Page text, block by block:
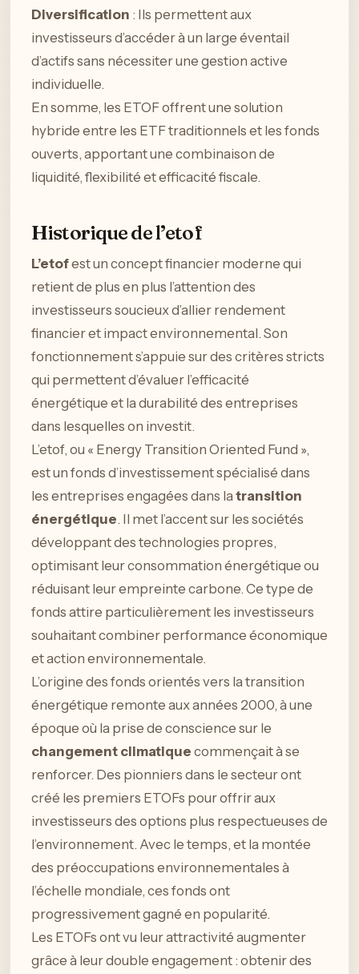
Diversification : Ils permettent aux
investisseurs d’accéder à un large éventail
d’actifs sans nécessiter une gestion active
individuelle.
En somme, les ETOF offrent une solution
hybride entre les ETF traditionnels et les fonds
ouverts, apportant une combinaison de
liquidité, flexibilité et efficacité fiscale.
Historique de l’etof
L’etofest un concept financier moderne qui
retient de plus en plus l’attention des
investisseurs soucieux d’allier rendement
financier et impact environnemental. Son
fonctionnement s’appuie sur des critères stricts
qui permettent d’évaluer l’efficacité
énergétique et la durabilité des entreprises
dans lesquelles on investit.
L’etof, ou « Energy Transition Oriented Fund »,
est un fonds d’investissement spécialisé dans
les entreprises engagées dans latransition
énergétique. Il met l’accent sur les sociétés
développant des technologies propres,
optimisant leur consommation énergétique ou
réduisant leur empreinte carbone. Ce type de
fonds attire particulièrement les investisseurs
souhaitant combiner performance économique
et action environnementale.
L’origine des fonds orientés vers la transition
énergétique remonte aux années 2000, à une
époque où la prise de conscience sur le
changement climatique commençait à se
renforcer. Des pionniers dans le secteur ont
créé les premiers ETOFs pour offrir aux
investisseurs des options plus respectueuses de
l’environnement. Avec le temps, et la montée
des préoccupations environnementales à
l’échelle mondiale, ces fonds ont
progressivement gagné en popularité.
Les ETOFs ont vu leur attractivité augmenter
grâce à leur double engagement : obtenir des